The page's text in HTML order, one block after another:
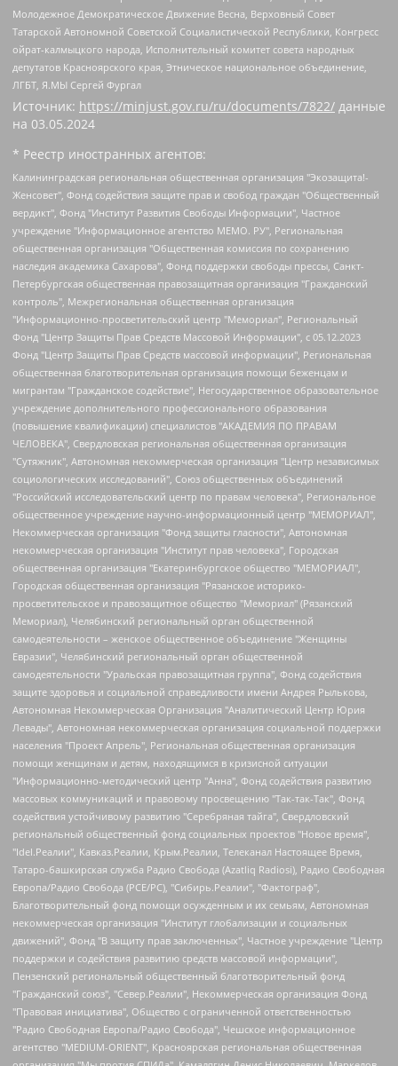
Молодежное Демократическое Движение Весна, Верховный Совет
Татарской Автономной Советской Социалистической Республики, Конгресс
ойрат-калмыцкого народа, Исполнительный комитет совета народных
депутатов Красноярского края, Этническое национальное объединение,
ЛГБТ, Я.МЫ Сергей Фургал
Источник: https://minjust.gov.ru/ru/documents/7822/ данные
на 03.05.2024
* Реестр иностранных агентов:
Калининградская региональная общественная организация "Экозащита!-Женсовет", Фонд содействия защите прав и свобод граждан "Общественный вердикт", Фонд "Институт Развития Свободы Информации", Частное учреждение "Информационное агентство МЕМО. РУ", Региональная общественная организация "Общественная комиссия по сохранению наследия академика Сахарова", Фонд поддержки свободы прессы, Санкт-Петербургская общественная правозащитная организация "Гражданский контроль", Межрегиональная общественная организация "Информационно-просветительский центр "Мемориал", Региональный Фонд "Центр Защиты Прав Средств Массовой Информации", с 05.12.2023 Фонд "Центр Защиты Прав Средств массовой информации", Региональная общественная благотворительная организация помощи беженцам и мигрантам "Гражданское содействие", Негосударственное образовательное учреждение дополнительного профессионального образования (повышение квалификации) специалистов "АКАДЕМИЯ ПО ПРАВАМ ЧЕЛОВЕКА", Свердловская региональная общественная организация "Сутяжник", Автономная некоммерческая организация "Центр независимых социологических исследований", Союз общественных объединений "Российский исследовательский центр по правам человека", Региональное общественное учреждение научно-информационный центр "МЕМОРИАЛ", Некоммерческая организация "Фонд защиты гласности", Автономная некоммерческая организация "Институт прав человека", Городская общественная организация "Екатеринбургское общество "МЕМОРИАЛ", Городская общественная организация "Рязанское историко-просветительское и правозащитное общество "Мемориал" (Рязанский Мемориал), Челябинский региональный орган общественной самодеятельности – женское общественное объединение "Женщины Евразии", Челябинский региональный орган общественной самодеятельности "Уральская правозащитная группа", Фонд содействия защите здоровья и социальной справедливости имени Андрея Рылькова, Автономная Некоммерческая Организация "Аналитический Центр Юрия Левады", Автономная некоммерческая организация социальной поддержки населения "Проект Апрель", Региональная общественная организация помощи женщинам и детям, находящимся в кризисной ситуации "Информационно-методический центр "Анна", Фонд содействия развитию массовых коммуникаций и правовому просвещению "Так-так-Так", Фонд содействия устойчивому развитию "Серебряная тайга", Свердловский региональный общественный фонд социальных проектов "Новое время", "Idel.Реалии", Кавказ.Реалии, Крым.Реалии, Телеканал Настоящее Время, Татаро-башкирская служба Радио Свобода (Azatliq Radiosi), Радио Свободная Европа/Радио Свобода (PCE/PC), "Сибирь.Реалии", "Фактограф", Благотворительный фонд помощи осужденным и их семьям, Автономная некоммерческая организация "Институт глобализации и социальных движений", Фонд "В защиту прав заключенных", Частное учреждение "Центр поддержки и содействия развитию средств массовой информации", Пензенский региональный общественный благотворительный фонд "Гражданский союз", "Север.Реалии", Некоммерческая организация Фонд "Правовая инициатива", Общество с ограниченной ответственностью "Радио Свободная Европа/Радио Свобода", Чешское информационное агентство "MEDIUM-ORIENT", Красноярская региональная общественная организация "Мы против СПИДа", Камалягин Денис Николаевич, Маркелов Сергей Евгеньевич, Пономарев Лев Александрович, Савицкая Людмила Алексеевна, Автономная некоммерческая организация "Центр по работе с проблемой насилия "НАСИЛИЮ.НЕТ", Межрегиональный профессиональный союз работников здравоохранения "Альянс врачей", Юридическое лицо, зарегистрированное в Латвийской Республике, SIA "Medusa Project" (регистрационный номер 40103797863, дата регистрации 10.06.2014), Некоммерческая организация "Фонд по борьбе с коррупцией", Автономная некоммерческая организация "Институт права и публичной политики", Баданин Роман Сергеевич, Гликин Максим Александрович, Железнова Мария Михайловна, Лукьянова Юлия Сергеевна, Маетная Елизавета Витальевна, Маняхин Петр Борисович, Чуракова Ольга Владимировна, Ярош Юлия Петровна, Юридическое лицо "The Insider SIA", зарегистрированное в Риге, Латвийская Республика (дата регистрации 26.06.2015), являющееся администратором доменного имени интернет-издания "The Insider SIA", https://theins.ru, Постернак Алексей Евгеньевич, Рубин Михаил Аркадьевич, Анин Роман Александрович, Юридическое лицо Istories fonds, зарегистрированное в Латвийской Республике (регистрационный номер 50008295751, дата регистрации 24.02.2020), Великовский Дмитрий Александрович, Долинина Ирина Николаевна, Мароховская Алеся Алексеевна, Шлейнов Роман Юрьевич, Шмагун Олеся Валентиновна, Общество с ограниченной ответственностью "Альтаир 2021", Общество с ограниченной ответственностью "Вега 2021", Общество с ограниченной ответственностью "Главный редактор 2021", Общество с ограниченной ответственностью "Ромашки монолит", Важенков Артем Валерьевич, Ивановская областная общественная организация "Центр гендерных исследований", Гурман Юрий Альбертович, Медиапроект "ОВД-Инфо", Егоров Владимир Владимирович, Жилинский Владимир Александрович, Общество с ограниченной ответственностью "ЗП", Иванова София Юрьевна, Карезина Инна Павловна, Кильтау Екатерина Викторовна, Петров Алексей Викторович, Пискунов Сергей Евгеньевич, Смирнов Сергей Сергеевич, Тихонов Михаил Сергеевич, Общество с ограниченной ответственностью "ЖУРНАЛИСТ-ИНОСТРАННЫЙ АГЕНТ", Арапова Галина Юрьевна, Вольтская Татьяна Анатольевна, Американская компания "Mason G.E.S. Anonymous Foundation" (США), являющаяся владельцем интернет-издания https://mnews.world/, Компания "Stichting Bellingcat", зарегистрированная в Нидерландах (дата регистрации 11.07.2018), Захаров Андрей Вячеславович, Клепиковская Екатерина Дмитриевна, Общество с ограниченной ответственностью "МЕМО", Перл Роман Александрович, Симонов Евгений Алексеевич, Соловьева Елена Анатольевна, Сотников Даниил Владимирович, Сурначева Елизавета Дмитриевна, Автономная некоммерческая организация по защите прав человека и информированию населения "Якутия – Наше Мнение", Общество с ограниченной ответственностью "Москоу диджитал медиа", с 26.01.2023 Общество с ограниченной ответственностью "Чайка Белые сады", Ветошкина Валерия Валерьевна, Заговора Максим Александрович, Межрегиональное общественное движение "Российская ЛГБТ - сеть", Оленичев Максим Владимирович, Павлов Иван Юрьевич, Скворцова Елена Сергеевна, Общество с ограниченной ответственностью "Как бы инагент", Кочетков Игорь Викторович, Общество с ограниченной ответственностью "Честные выборы", Еланчик Олег Александрович, Общество с ограниченной ответственностью "Нобелевский призыв", Гималова Регина Эмилевна, Григорьев Андрей Валерьевич, Григорьева Алина Александровна, Ассоциация по содействию защите прав призывников, альтернативнослужащих и военнослужащих "Правозащитная группа "Гражданин.Армия.Право", Хисамова Регина Фаритовна, Автономная некоммерческая организация по реализации социально-правовых программ "Лилит", Дальневосточное общественное движение "Маяк", Санкт-Петербургская ЛГБТ-инициативная группа "Выход", Инициативная группа ЛГБТ+ "Реверс", Алексеев Андрей Викторович, Бекбулатова Таисия Львовна, Беляев Иван Михайлович, Владыкина Елена Сергеевна, Гельман Марат Александрович, Никульшина Вероника Юрьевна, Толоконникова Надежда Андреевна, Шендерович Виктор Анатольевич, Общество с ограниченной ответственностью "Данное сообщение", Общество с ограниченной ответственностью Издательский дом "Новая глава", Айнбиндер Александра Александровна, Московский комьюнити-центр для ЛГБТ+инициатив, Благотворительный фонд развития филантропии, Deutsche Welle (Германия, Kurt-Schumacher-Strasse 3, 53113 Bonn), Борзунова Мария Михайловна, Воробьев Виктор Викторович, Голубева Анна Львовна, Константинова Алла Михайловна, Малкова Ирина Владимировна, Мурадов Мурад Абдулгалимович, Осетинская Елизавета Николаевна, Понасенков Евгений Николаевич, Ганапольский Матвей Юрьевич, Киселев Евгений Алексеевич, Борухович Ирина Григорьевна, Дремин Иван Тимофеевич, Дубровский Дмитрий Викторович, Красноярская региональная общественная организация поддержки и развития альтернативных образовательных технологий и межкультурных коммуникаций "ИНТЕРРА", Маяковская Екатерина Алексеевна, Фейгин Марк Захарович, Филимонов Андрей Викторович, Дзугкоева Регина Николаевна, Доброхотов Роман Александрович, Дудь Юрий Александрович, Елкин Сергей Владимирович, Кругликов Кирилл Игоревич, Сабунаева Мария Леонидовна, Семенов Алексей Владимирович, Шаинян Карен Багратович, Шульман Екатерина Михайловна, Асафьев Артур Валерьевич, Вахштайн Виктор Семенович, Венедиктов Алексей Алексеевич, Лушникова Екатерина Евгеньевна, Волков Леонид Михайлович, Невзоров Александр Глебович, Пархоменко Сергей Борисович, Сироткин Ярослав Николаевич, Кара-Мурза Владимир Владимирович, Баранова Наталья Владимировна, Гозман Леонид Яковлевич, Кагарлицкий Борис Юльевич, Климарев Михаил Валерьевич, Милов Владимир Станиславович, Автономная некоммерческая организация Краснодарский центр современного искусства "Типография", Моргенштерн Алишер Тагирович, Соболь Любовь Эдуардовна, Общество с ограниченной ответственностью "ЛИЗА НОРМ", Каспаров Гарри Кимович, Ходорковский Михаил Борисович, Общество с ограниченной ответственностью "Апрельские тезисы", Данилович Ирина Брониславовна, Кашин Олег Владимирович, Петров Николай Владимирович, Пивоваров Алексей Владимирович, Соколов Михаил Владимирович, Цветкова Юлия Владимировна, Чичваркин Евгений Александрович, Комитет против пыток/Команда против пыток, Общество с ограниченной ответственностью "Первый научный", Общество с ограниченной ответственностью "Вертолет и ко", Белоцерковская Вероника Борисовна, Кац Максим Евгеньевич, Лазарева Татьяна Юрьевна, Шаведдинов Руслан Табризович, Яшин Илья Валерьевич, Общество с ограниченной ответственностью "Иноагент ААВ", Алешковский Дмитрий Петрович, Альбац Евгения Марковна, Быков Дмитрий Львович, Галямина Юлия Евгеньевна, Лойко Сергей Леонидович, Мартынов Кирилл Константинович, Медведев Сергей Александрович, Крашенинников Федор Геннадиевич, Гордеева Катерина Вл